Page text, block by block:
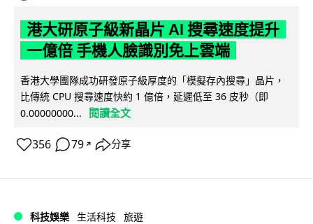
港大研原子級新晶片 AI 搜尋速度提升
一億倍 手機人臉識別免上雲端
香港大學團隊成功研發原子級厚度的「模擬存內搜尋」晶片，
比傳統 CPU 搜尋速度快約 1 億倍，延遲低至 36 皮秒（即
0.00000000...
閱讀全文
356 79 ↗ 分享
科技娛樂 生活科技 旅遊